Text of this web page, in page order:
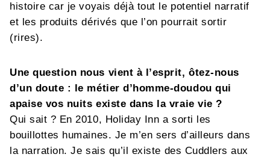
histoire car je voyais déjà tout le potentiel narratif
et les produits dérivés que l’on pourrait sortir
(rires).
Une question nous vient à l’esprit, ôtez-nous
d’un doute : le métier d’homme-doudou qui
apaise vos nuits existe dans la vraie vie ?
Qui sait ? En 2010, Holiday Inn a sorti les
bouillottes humaines. Je m’en sers d’ailleurs dans
la narration. Je sais qu’il existe des Cuddlers aux